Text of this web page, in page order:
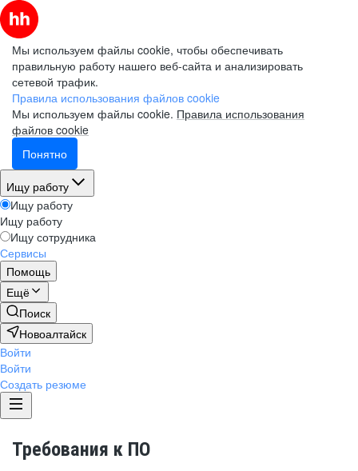
Мы используем файлы cookie, чтобы обеспечивать
правильную работу нашего веб-сайта и анализировать
сетевой трафик.
Правила использования файлов cookie
Мы используем файлы cookie. Правила использования
файлов cookie
Понятно
Ищу работу
Ищу работу
Ищу работу
Ищу сотрудника
Сервисы
Помощь
Ещё
Поиск
Новоалтайск
Войти
Войти
Создать резюме
Требования к ПО